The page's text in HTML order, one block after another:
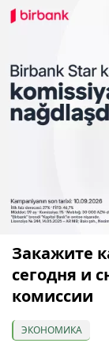
Закажите
сегодня и
комиссии
ЭКОНОМИКА